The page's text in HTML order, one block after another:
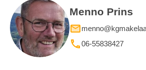
Menno Prins
06-55838427